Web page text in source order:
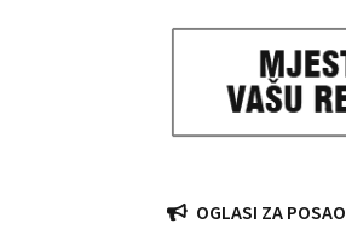
OGLASI ZA POSAO